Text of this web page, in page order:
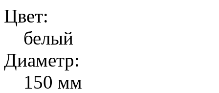
Цвет:
белый
Диаметр:
150 мм